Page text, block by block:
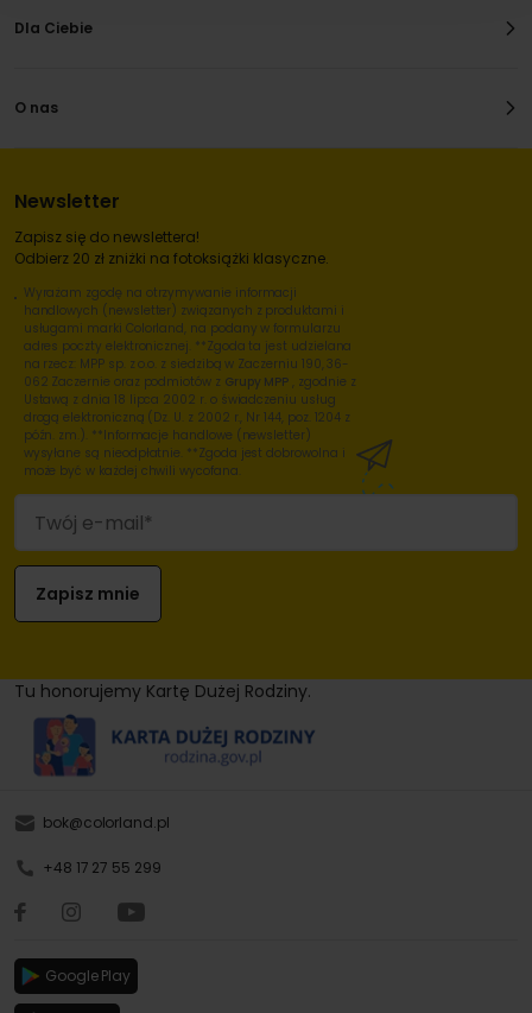
Dla Ciebie
O nas
Newsletter
Zapisz się do newslettera!
Odbierz 20 zł zniżki na fotoksiążki klasyczne.
Wyrażam zgodę na otrzymywanie informacji
handlowych (newsletter) związanych z produktami i
usługami marki Colorland, na podany w formularzu
adres poczty elektronicznej. **Zgoda ta jest udzielana
na rzecz: MPP sp. z o.o. z siedzibą w Zaczerniu 190, 36-
062 Zaczernie oraz podmiotów z Grupy MPP , zgodnie z
Ustawą z dnia 18 lipca 2002 r. o świadczeniu usług
drogą elektroniczną (Dz. U. z 2002 r., Nr 144, poz. 1204 z
późn. zm.). **Informacje handlowe (newsletter)
wysyłane są nieodpłatnie. **Zgoda jest dobrowolna i
może być w każdej chwili wycofana.
Tu honorujemy Kartę Dużej Rodziny.
bok@colorland.pl
+48 17 27 55 299
Google Play